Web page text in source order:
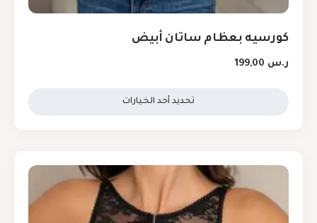
كورسيه بعظام ساتان أبيض
ر.س
تحديد أحد الخيارات